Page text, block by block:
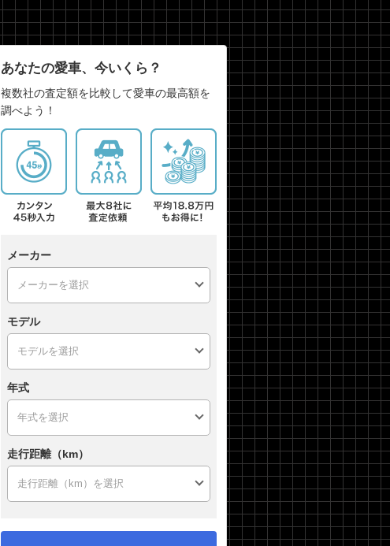
あなたの愛車、今いくら？
複数社の査定額を比較して愛車の最高額を
調べよう！
メーカー
モデル
年式
走行距離（km）